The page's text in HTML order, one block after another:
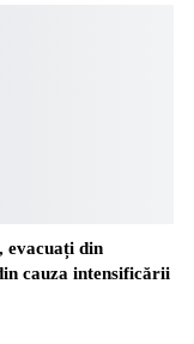
evacuați din
cauza intensificării